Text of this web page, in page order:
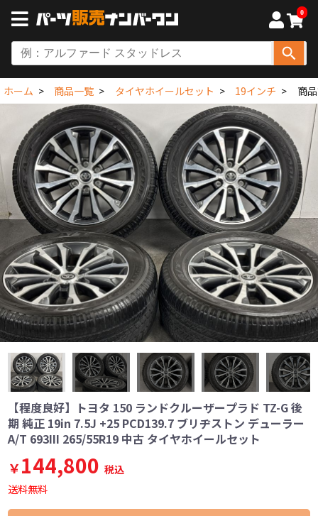
0
ホーム 商品一覧 タイヤホイールセット 19インチ 商
【程度良好】トヨタ 150 ランドクルーザープラド TZ-G 後
期 純正 19in 7.5J +25 PCD139.7 ブリヂストン デューラー
A/T 693III 265/55R19 中古 タイヤホイールセット
￥144,800 税込
送料無料